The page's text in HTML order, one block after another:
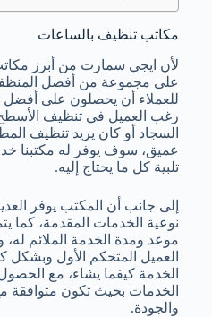
مكاتب تنظيف بالساعات
لأن ايجي سمارت من أبرز
على مجموعة من أفضل
للعملاء أن يحصلون على أفضل
رغب العميل في تنظيف الأسطح
السجاد أو كان يريد تنظيف
عميق، سوف يوفر له مكتبنا
تلبية كل ما يحتاج إليه.
إلى جانب أن المكتب يوفر
نوعية الخدمات المقدمة، كما
موعد ومدة الخدمة الملائم
العميل المتحكم الأول
الخدمة كيفما يشاء، مع
الخدمات بحيث تكون متوافقة
والجودة.